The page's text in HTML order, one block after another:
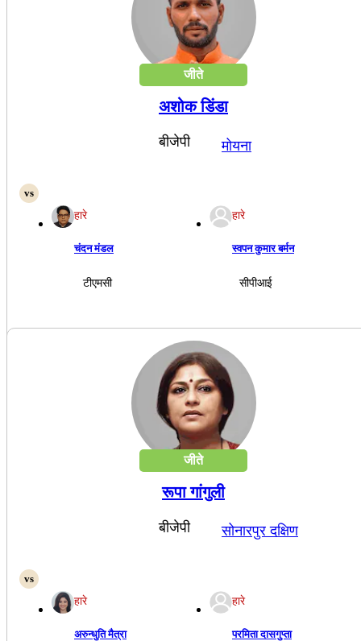
जीते
अशोक डिंडा
बीजेपी मोयना
हारे
चंदन मंडल
टीएमसी
हारे
स्वपन कुमार बर्मन
सीपीआई
जीते
रूपा गांगुली
बीजेपी सोनारपुर दक्षिण
हारे
अरुन्धुति मैत्रा
हारे
परमिता दासगुप्ता